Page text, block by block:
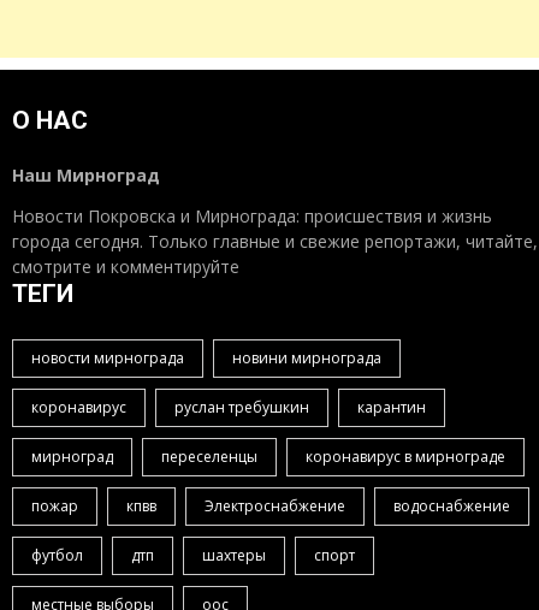
О НАС
Наш Мирноград
Новости Покровска и Мирнограда: происшествия и жизнь
города сегодня. Только главные и свежие репортажи, читайте,
смотрите и комментируйте
ТЕГИ
новости мирнограда новини мирнограда
коронавирус руслан требушкин карантин
мирноград переселенцы коронавирус в мирнограде
пожар кпвв Электроснабжение водоснабжение
футбол дтп шахтеры спорт
местные выборы оос